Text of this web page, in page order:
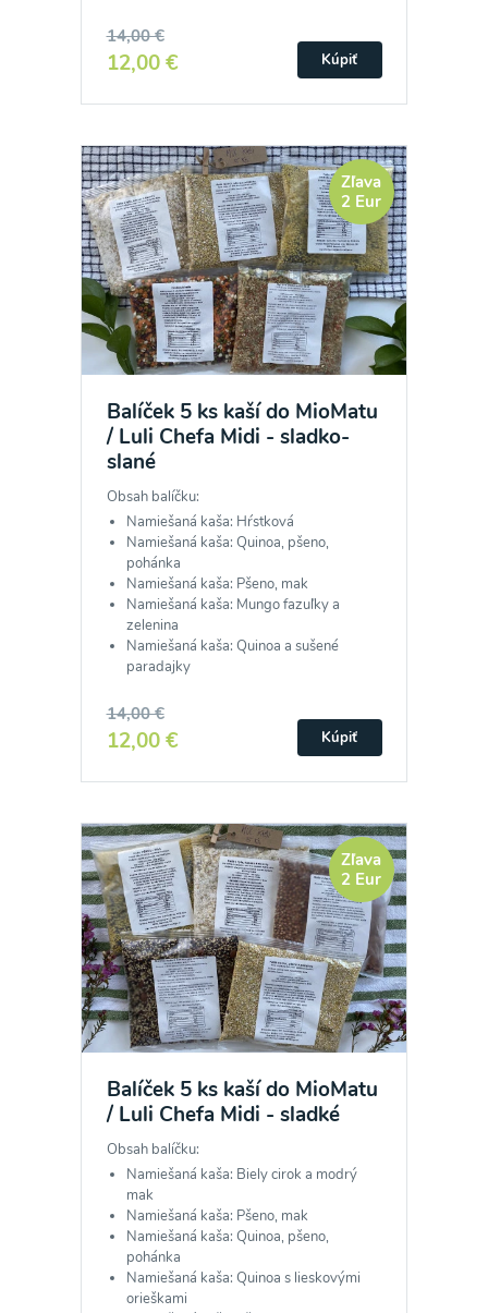
14,00 €
12,00 € Kúpiť
Zľava
2 Eur
Balíček 5 ks kaší do MioMatu
/ Luli Chefa Midi - sladko-
slané
Obsah balíčku:
Namiešaná kaša: Hŕstková
Namiešaná kaša: Quinoa, pšeno,
pohánka
Namiešaná kaša: Pšeno, mak
Namiešaná kaša: Mungo fazuľky a
zelenina
Namiešaná kaša: Quinoa a sušené
paradajky
14,00 €
12,00 € Kúpiť
Zľava
2 Eur
Balíček 5 ks kaší do MioMatu
/ Luli Chefa Midi - sladké
Obsah balíčku:
Namiešaná kaša: Biely cirok a modrý
mak
Namiešaná kaša: Pšeno, mak
Namiešaná kaša: Quinoa, pšeno,
pohánka
Namiešaná kaša: Quinoa s lieskovými
orieškami